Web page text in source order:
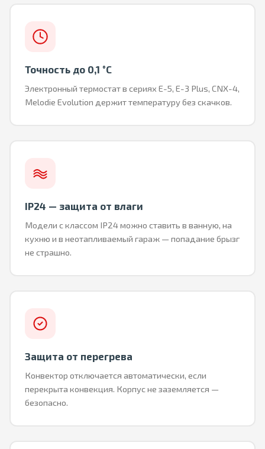
Точность до 0,1 °C
Электронный термостат в сериях E-5, E-3 Plus, CNX-4,
Melodie Evolution держит температуру без скачков.
IP24 — защита от влаги
Модели с классом IP24 можно ставить в ванную, на
кухню и в неотапливаемый гараж — попадание брызг
не страшно.
Защита от перегрева
Конвектор отключается автоматически, если
перекрыта конвекция. Корпус не заземляется —
безопасно.